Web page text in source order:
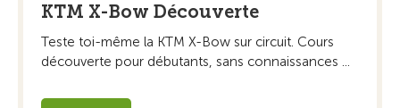
KTM X-Bow Découverte
Teste toi-même la KTM X-Bow sur circuit. Cours
découverte pour débutants, sans connaissances ...